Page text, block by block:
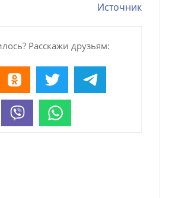
Источник
Расскажи друзьям: